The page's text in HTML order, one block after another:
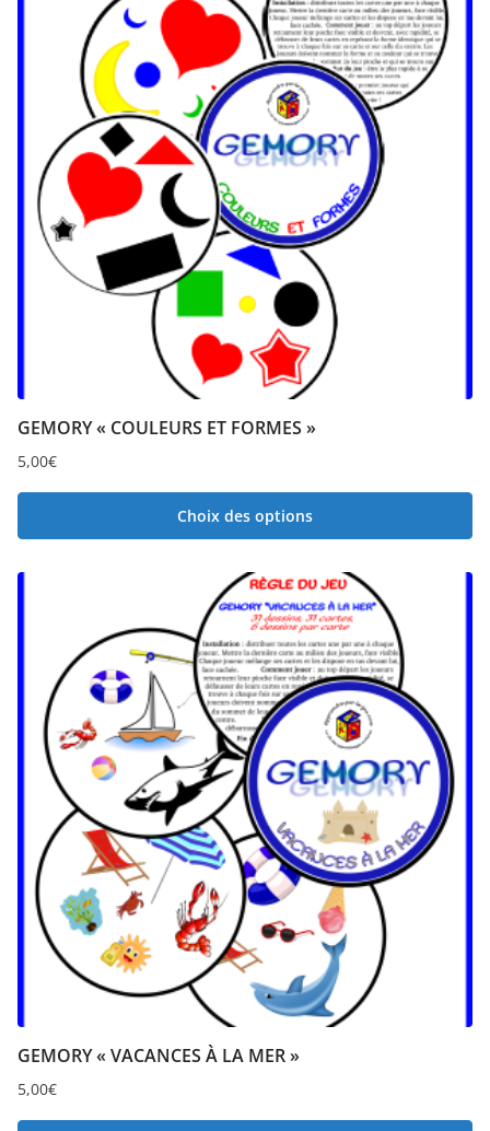
GEMORY « COULEURS ET FORMES »
5,00€
Choix des options
GEMORY « VACANCES À LA MER »
5,00€